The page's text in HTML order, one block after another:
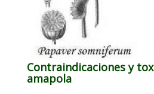
Contraindicaciones y
amapola